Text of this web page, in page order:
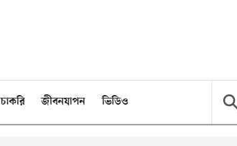
চাকরি জীবনযাপন ভিডিও